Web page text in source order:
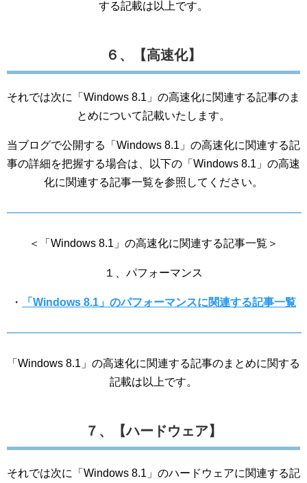
する記載は以上です。
６、【高速化】
それでは次に「Windows 8.1」の高速化に関連する記事のま
とめについて記載いたします。
当ブログで公開する「Windows 8.1」の高速化に関連する記
事の詳細を把握する場合は、以下の「Windows 8.1」の高速
化に関連する記事一覧を参照してください。
＜「Windows 8.1」の高速化に関連する記事一覧＞
１、パフォーマンス
・ 「Windows 8.1」のパフォーマンスに関連する記事一覧
「Windows 8.1」の高速化に関連する記事のまとめに関する
記載は以上です。
７、【ハードウェア】
それでは次に「Windows 8.1」のハードウェアに関連する記